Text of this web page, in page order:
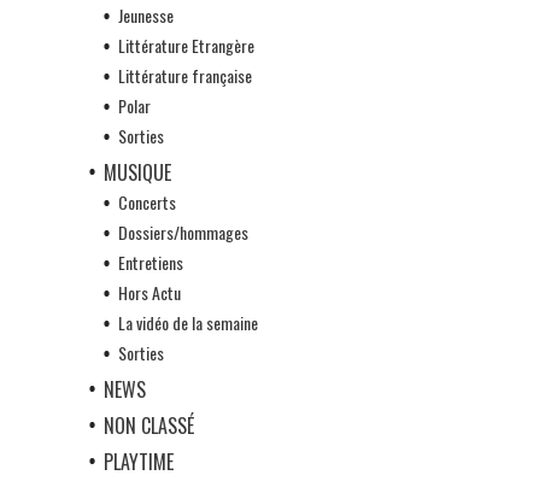
Jeunesse
Littérature Etrangère
Littérature française
Polar
Sorties
MUSIQUE
Concerts
Dossiers/hommages
Entretiens
Hors Actu
La vidéo de la semaine
Sorties
NEWS
NON CLASSÉ
PLAYTIME